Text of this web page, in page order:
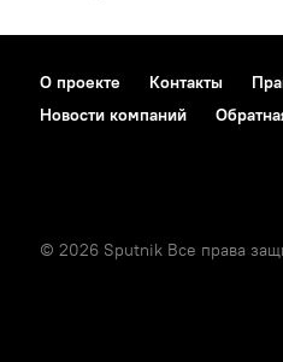
О проекте Контакты
Новости компаний
© 2026 Sputnik Все права